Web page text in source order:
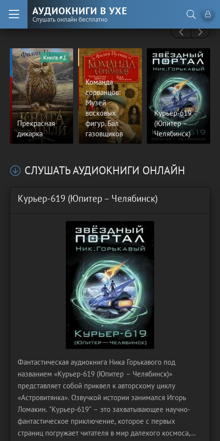
АУДИОКНИГИ В УХЕ
Слушать онлайн бесплатно
Прекрасная
дикарка
Книга #2
Команда
сорванцов:
Музей
восковых
фигур. Бал
газовщиков
Курьер-619
(Юпитер –
Челябинск)
СЛУШАТЬ АУДИОКНИГИ ОНЛАЙН
Курьер-619 (Юпитер – Челябинск)
Фантастическая аудиокнига Ника Горькавого под
названием «Курьер-619 (Юпитер – Челябинск)»
представляет собой приквел к авторскому циклу
«Астровитянка». Озвучкой истории занимался Игорь
Ломакин. "Курьер-619" – это захватывающее научно-
фантастическое приключение, которое с первых
страниц погружает читателя в мир далекого космоса,